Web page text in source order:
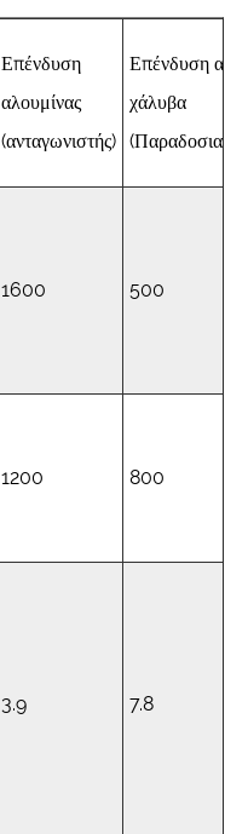
Επένδυση
αλουμίνας
(ανταγωνιστής)
Επένδυση από
χάλυβα
(Παραδοσιακή)
1600 500
1200 800
3.9 7.8